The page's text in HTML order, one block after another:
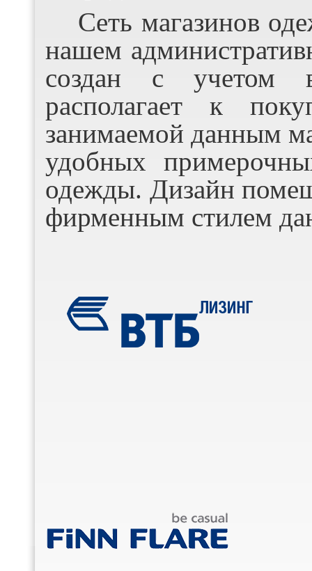
Сеть магазинов
нашем
создан с учетом
располагает к
занимаемой данным
удобных
одежды. Дизайн
фирменным стилем